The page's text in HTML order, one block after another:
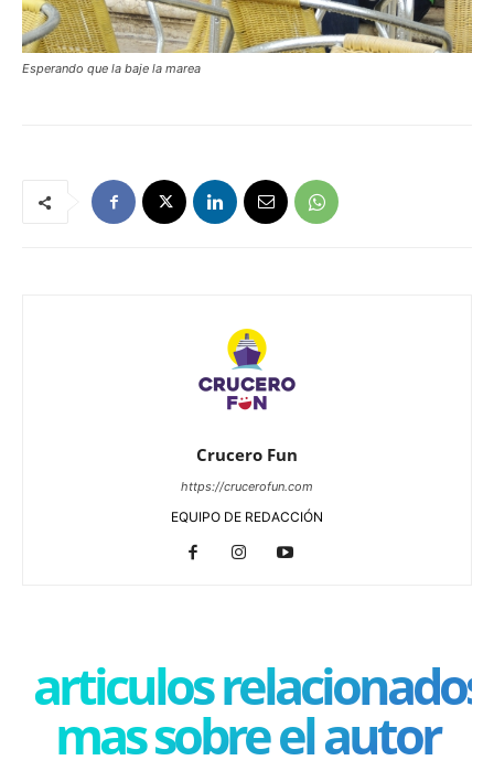
Esperando que la baje la marea
Crucero Fun
https://crucerofun.com
EQUIPO DE REDACCIÓN
articulos relacionados
mas sobre el autor